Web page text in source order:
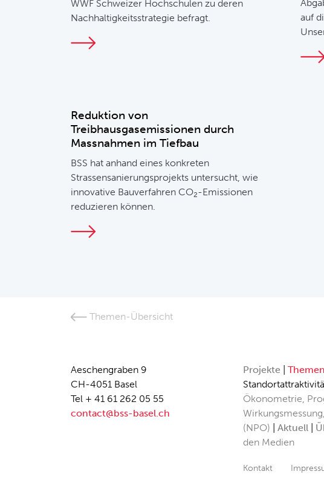
WWF Schweizer Hochschulen zu deren
Nachhaltigkeitsstrategie befragt.
auf
Reduktion von
Treibhausgasemissionen durch
Massnahmen im Tiefbau
BSS hat anhand eines konkreten
Strassensanierungsprojekts untersucht, wie
innovative Bauverfahren CO2-Emissionen
reduzieren können.
Themen-Übersicht
Aeschengraben 9
CH-4051 Basel
Tel + 41 61 262 05 55
contact@bss-basel.ch
Projekte Themen
Ökonometrie,
(NPO)
Aktuell
den Medien
Kontakt